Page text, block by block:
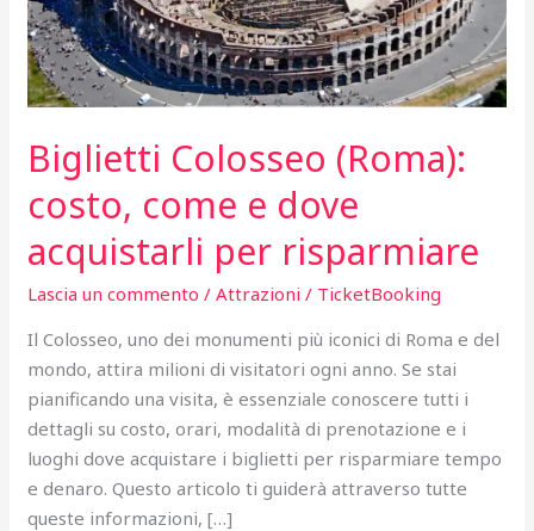
Biglietti Colosseo (Roma):
costo, come e dove
acquistarli per risparmiare
Lascia un commento /Attrazioni / TicketBooking
Il Colosseo, uno dei monumenti più iconici di Roma e del
mondo, attira milioni di visitatori ogni anno. Se stai
pianificando una visita, è essenziale conoscere tutti i
dettagli su costo, orari, modalità di prenotazione e i
luoghi dove acquistare i biglietti per risparmiare tempo
e denaro. Questo articolo ti guiderà attraverso tutte
queste informazioni, […]